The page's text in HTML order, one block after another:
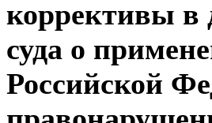
коррективы в
суда о
Российской